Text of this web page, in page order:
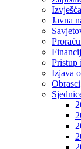
Izvješća
Javna
Pristup
Izjava
Obrasci